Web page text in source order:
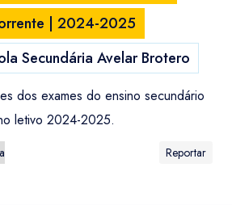
| 2024-2025
Secundária Avelar Brotero
dos exames do ensino secundário
letivo 2024-2025.
Reportar